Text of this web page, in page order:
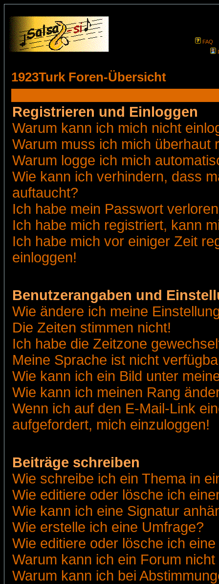
FAQ
1923Turk Foren-Übersicht
Registrieren und Einloggen
Warum kann ich mich nicht
Warum muss ich mich überhaut
Warum logge ich mich
Wie kann ich verhindern, dass
auftaucht?
Ich habe mein Passwort
Ich habe mich registriert, kann
Ich habe mich vor einiger Zeit
einloggen!
Benutzerangaben und
Wie ändere ich meine
Die Zeiten stimmen nicht!
Ich habe die Zeitzone
Meine Sprache ist nicht
Wie kann ich ein Bild unter
Wie kann ich meinen Rang
Wenn ich auf den E-Mail-Link
aufgefordert, mich einzuloggen!
Beiträge schreiben
Wie schreibe ich ein Thema in
Wie editiere oder lösche ich
Wie kann ich eine Signatur
Wie erstelle ich eine Umfrage?
Wie editiere oder lösche ich
Warum kann ich ein Forum
Warum kann ich bei